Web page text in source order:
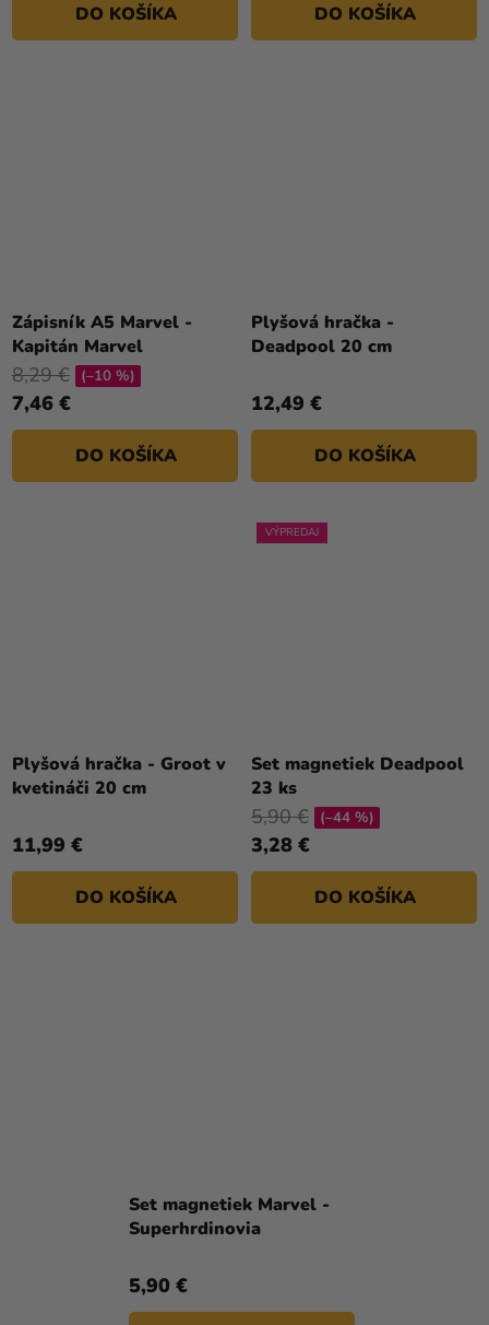
DO KOŠÍKA DO KOŠÍKA
Zápisník A5 Marvel -
Kapitán Marvel
7,46 €
8,29 € (–10 %)
DO KOŠÍKA
Plyšová hračka -
Deadpool 20 cm
12,49 €
DO KOŠÍKA
Plyšová hračka - Groot v
kvetináči 20 cm
11,99 €
DO KOŠÍKA
VÝPREDAJ
Set magnetiek Deadpool
23 ks
3,28 €
5,90 € (–44 %)
DO KOŠÍKA
Set magnetiek Marvel -
Superhrdinovia
5,90 €